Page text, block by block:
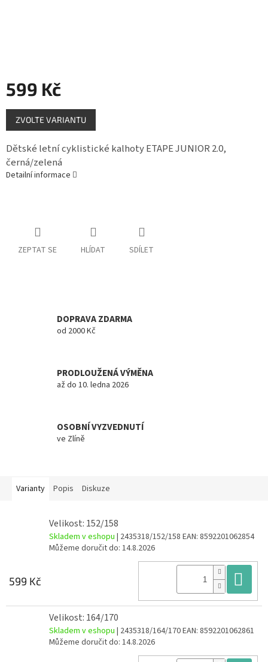
599 Kč
Měrná
cena:
ZVOLTE VARIANTU
Dětské letní cyklistické kalhoty ETAPE JUNIOR 2.0,
černá/zelená
Detailní informace
ZEPTAT SE HLÍDAT SDÍLET
DOPRAVA ZDARMA
od 2000 Kč
PRODLOUŽENÁ VÝMĚNA
až do 10. ledna 2026
OSOBNÍ VYZVEDNUTÍ
ve Zlíně
Varianty Popis Diskuze
Velikost: 152/158
Skladem v eshopu | 2435318/152/158 EAN: 8592201062854
Můžeme doručit do: 14.8.2026
599 Kč
Velikost: 164/170
Skladem v eshopu | 2435318/164/170EAN: 8592201062861
Můžeme doručit do: 14.8.2026